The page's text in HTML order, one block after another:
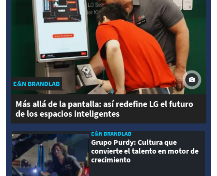
E&N BRANDLAB
Más allá de la pantalla: así redefine LG el futuro
de los espacios inteligentes
E&N BRANDLAB
Grupo Purdy: Cultura que
convierte el talento en motor de
crecimiento